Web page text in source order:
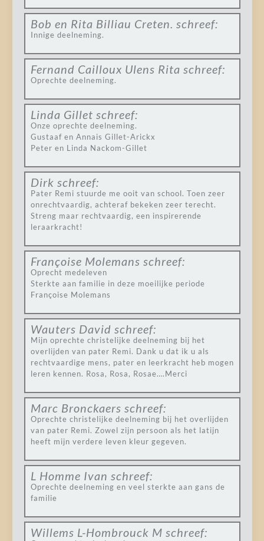
Bob en Rita Billiau Creten. schreef:
Innige deelneming.
Fernand Cailloux Ulens Rita schreef:
Oprechte deelneming.
Linda Gillet schreef:
Onze oprechte deelneming.
Gustaaf en Annais Gillet-Arickx
Peter en Linda Nackom-Gillet
Dirk schreef:
Pater Remi stuurde me ooit van school. Toen zeer
onrechtvaardig, achteraf bekeken zeer terecht.
Streng maar rechtvaardig, een inspirerende
leraarkracht!
Françoise Molemans schreef:
Oprecht medeleven
Sterkte aan familie in deze moeilijke periode
Françoise Molemans
Wauters David schreef:
Mijn oprechte christelijke deelneming bij het
overlijden van pater Remi. Dank u dat ik u als
rechtvaardige mens, pater en leerkracht heb mogen
leren kennen. Rosa, Rosa, Rosae….Merci
Marc Bronckaers schreef:
Oprechte christelijke deelneming bij het overlijden
van pater Remi. Zowel zijn persoon als het latijn
heeft mijn verdere leven kleur gegeven.
L Homme Ivan schreef:
Oprechte deelneming en veel sterkte aan gans de
familie
Willems L-Hombrouck M schreef: